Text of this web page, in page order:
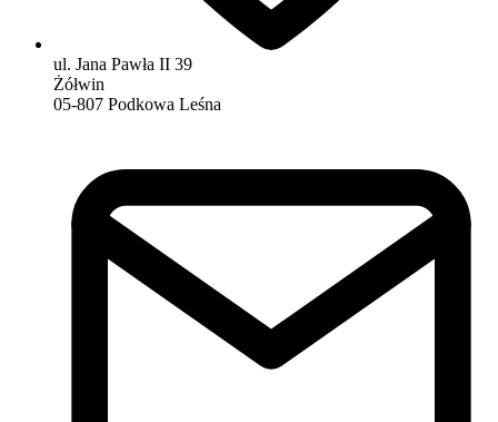
ul. Jana Pawła II 39
Żółwin
05-807 Podkowa Leśna